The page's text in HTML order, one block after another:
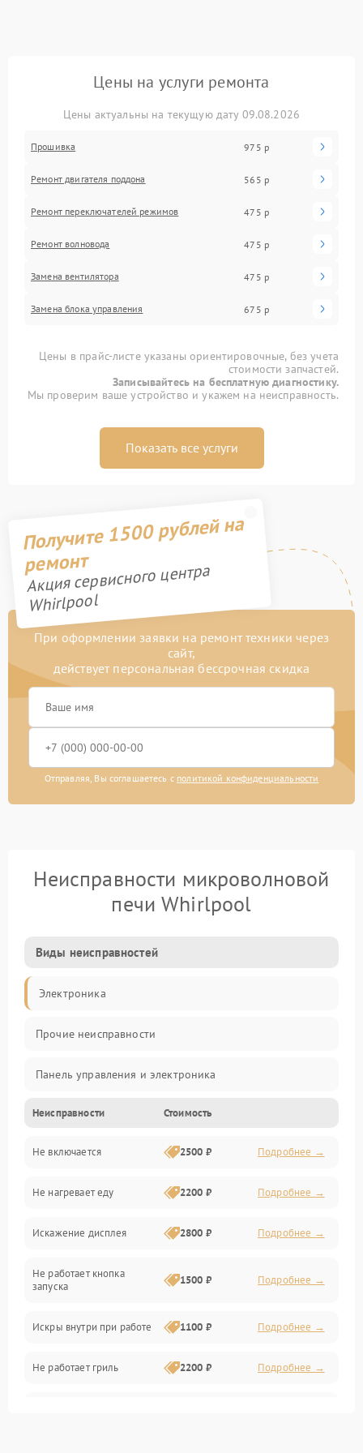
Цены на услуги ремонта
Цены актуальны на текущую дату 09.08.2026
Прошивка 975 р
Ремонт двигателя поддона 565 р
Ремонт переключателей режимов 475 р
Ремонт волновода 475 р
Замена вентилятора 475 р
Замена блока управления 675 р
Цены в прайс-листе указаны ориентировочные, без учета
стоимости запчастей.
Записывайтесь на бесплатную диагностику.
Мы проверим ваше устройство и укажем на неисправность.
Показать все услуги
Получите 1500 рублей на
ремонт
Акция сервисного центра
Whirlpool
При оформлении заявки на ремонт техники через
сайт,
действует персональная бессрочная скидка
Отправляя, Вы соглашаетесь с политикой конфиденциальности
Неисправности микроволновой
печи Whirlpool
Виды неисправностей
Электроника
Прочие неисправности
Панель управления и электроника
Дверца и корпус
Механика и внутренние элементы
Механические повреждения
Питание и запуск
Нагрев и приготовление
Программное обеспечение
Неисправности Стоимость
Не включается 2500 ₽ Подробнее →
Не нагревает еду 2200 ₽ Подробнее →
Искажение дисплея 2800 ₽ Подробнее →
Не работает кнопка
запуска
1500 ₽ Подробнее →
Искры внутри при работе 1100 ₽ Подробнее →
Не работает гриль 2200 ₽ Подробнее →